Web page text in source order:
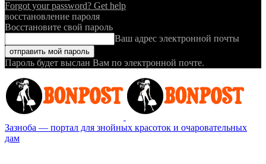
Forgot your password? Get help
восстановление пароля
Восстановите свой пароль
Ваш адрес электронной почты
Пароль будет выслан Вам по электронной почте.
Зазноба — портал для знойных красоток и очаровательных
дам